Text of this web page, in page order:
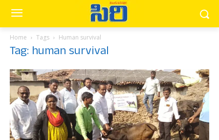
Home Tags Human survival
Tag: human survival